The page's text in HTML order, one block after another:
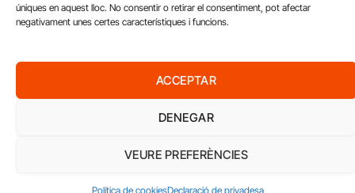
úniques en aquest lloc. No consentir o retirar el consentiment, pot afectar
negativament unes certes característiques i funcions.
ACCEPTAR
DENEGAR
VEURE PREFERÈNCIES
Política de cookiesDeclaració de privadesa